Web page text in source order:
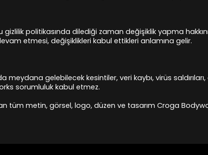
politikasında dilediği zaman değişiklik yapma
etmesi, değişiklikleri kabul ettikleri anlamına gelir.
meydana gelebilecek kesintiler, veri kaybı, virüs
sorumluluk kabul etmez.
tüm metin, görsel, logo, düzen ve tasarım Croga